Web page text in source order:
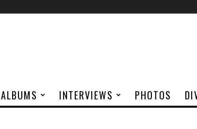
ALBUMS INTERVIEWS PHOTOS